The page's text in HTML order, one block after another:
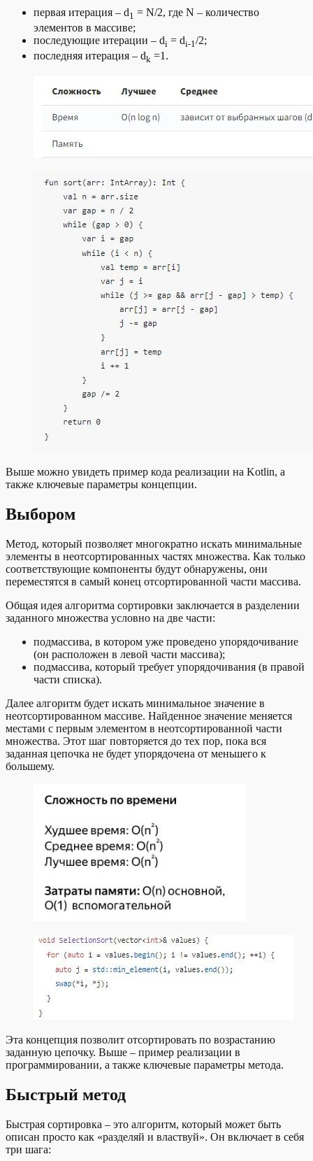
первая итерация – d1 = N/2, где N – количество
элементов в массиве;
последующие итерации – di = di-1/2;
последняя итерация – dk =1.
Выше можно увидеть пример кода реализации на Kotlin, а
также ключевые параметры концепции.
Выбором
Метод, который позволяет многократно искать минимальные
элементы в неотсортированных частях множества. Как только
соответствующие компоненты будут обнаружены, они
переместятся в самый конец отсортированной части массива.
Общая идея алгоритма сортировки заключается в разделении
заданного множества условно на две части:
подмассива, в котором уже проведено упорядочивание
(он расположен в левой части массива);
подмассива, который требует упорядочивания (в правой
части списка).
Далее алгоритм будет искать минимальное значение в
неотсортированном массиве. Найденное значение меняется
местами с первым элементом в неотсортированной части
множества. Этот шаг повторяется до тех пор, пока вся
заданная цепочка не будет упорядочена от меньшего к
большему.
Эта концепция позволит отсортировать по возрастанию
заданную цепочку. Выше – пример реализации в
программировании, а также ключевые параметры метода.
Быстрый метод
Быстрая сортировка – это алгоритм, который может быть
описан просто как «разделяй и властвуй». Он включает в себя
три шага: